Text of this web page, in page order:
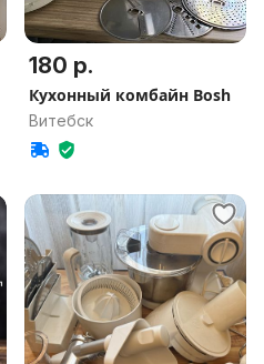
180 р.
Кухонный комбайн Bosh
Витебск